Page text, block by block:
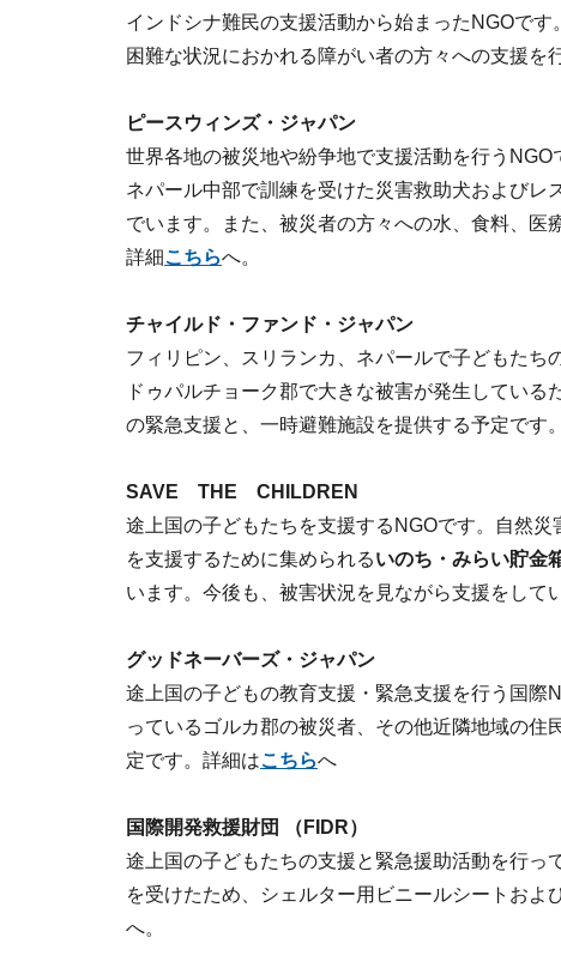
インドシナ難民の支援活動から始まったNGOで
困難な状況におかれる障がい者の方々への支援を
ピースウィンズ・ジャパン
世界各地の被災地や紛争地で支援活動を行うNGO
ネパール中部で訓練を受けた災害救助犬および
でいます。また、被災者の方々への水、食料、医
詳細こちらへ。
チャイルド・ファンド・ジャパン
フィリピン、スリランカ、ネパールで子どもた
ドゥパルチョーク郡で大きな被害が発生してい
の緊急支援と、一時避難施設を提供する予定です
SAVE THE CHILDREN
途上国の子どもたちを支援するNGOです。自然
を支援するために集められるいのち・みらい貯金
います。今後も、被害状況を見ながら支援をして
グッドネーバーズ・ジャパン
途上国の子どもの教育支援・緊急支援を行う国際
っているゴルカ郡の被災者、その他近隣地域の
定です。詳細はこちらへ
国際開発救援財団 （FIDR）
途上国の子どもたちの支援と緊急援助活動を行
を受けたため、シェルター用ビニールシートおよ
へ。